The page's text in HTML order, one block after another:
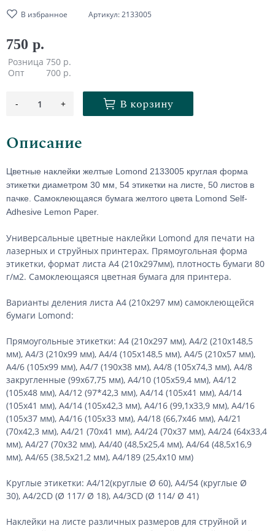
В избранное Артикул:2133005
750 р.
Розница 750 р.
Опт
700 р.
- 1 + В корзину
Описание
Цветные наклейки желтые Lomond 2133005 круглая форма
этикетки диаметром 30 мм, 54 этикетки на листе, 50 листов в
пачке. Самоклеющаяся бумага желтого цвета Lomond Self-
Adhesive Lemon Paper.
Универсальные цветные наклейки Lomond для печати на
лазерных и струйных принтерах. Прямоугольная форма
этикетки, формат листа А4 (210х297мм), плотность бумаги 80
г/м2. Самоклеющаяся цветная бумага для принтера.
Варианты деления листа А4 (210х297 мм) самоклеющейся
бумаги Lomond:
Прямоугольные этикетки: А4 (210х297 мм), А4/2 (210х148,5
мм), А4/3 (210х99 мм), А4/4 (105х148,5 мм), А4/5 (210х57 мм),
А4/6 (105х99 мм), А4/7 (190х38 мм), А4/8 (105х74,3 мм), А4/8
закругленные (99х67,75 мм), А4/10 (105х59,4 мм), А4/12
(105х48 мм), А4/12 (97*42,3 мм), А4/14 (105х41 мм), А4/14
(105х41 мм), А4/14 (105х42,3 мм), А4/16 (99,1х33,9 мм), А4/16
(105х37 мм), А4/16 (105х33 мм), А4/18 (66,7х46 мм), А4/21
(70х42,3 мм), А4/21 (70х41 мм), А4/24 (70х37 мм), А4/24 (64х33,4
мм), А4/27 (70х32 мм), А4/40 (48,5х25,4 мм), А4/64 (48,5х16,9
мм), А4/65 (38,5х21,2 мм), А4/189 (25,4х10 мм)
Круглые этикетки: А4/12(круглые Ø 60), А4/54 (круглые Ø
30), А4/2CD (Ø 117/ Ø 18), А4/3CD (Ø 114/ Ø 41)
Наклейки на листе различных размеров для струйной и